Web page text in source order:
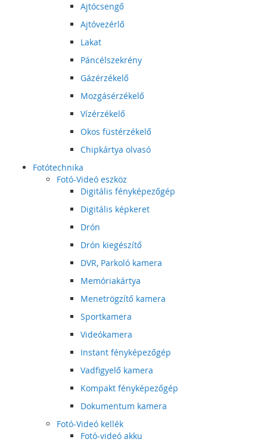
Ajtócsengő
Ajtóvezérlő
Lakat
Páncélszekrény
Gázérzékelő
Mozgásérzékelő
Vízérzékelő
Okos füstérzékelő
Chipkártya olvasó
Fotótechnika
Fotó-Videó eszköz
Digitális fényképezőgép
Digitális képkeret
Drón
Drón kiegészítő
DVR, Parkoló kamera
Memóriakártya
Menetrögzítő kamera
Sportkamera
Videókamera
Instant fényképezőgép
Vadfigyelő kamera
Kompakt fényképezőgép
Dokumentum kamera
Fotó-Videó kellék
Fotó-videó akku